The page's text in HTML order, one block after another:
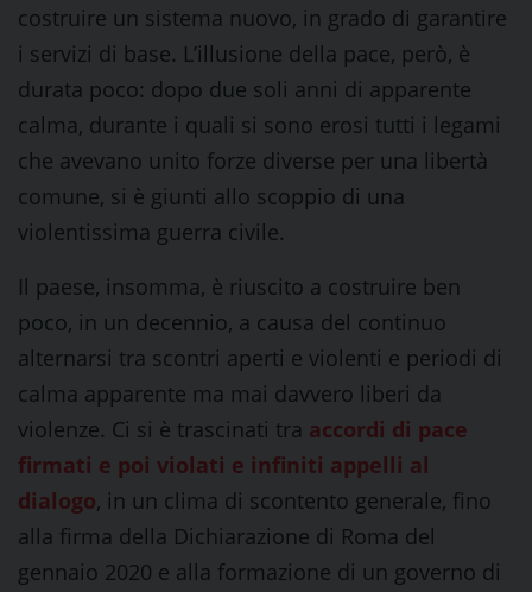
costruire un sistema nuovo, in grado di garantire
i servizi di base. L’illusione della pace, però, è
durata poco: dopo due soli anni di apparente
calma, durante i quali si sono erosi tutti i legami
che avevano unito forze diverse per una libertà
comune, si è giunti allo scoppio di una
violentissima guerra civile.
Il paese, insomma, è riuscito a costruire ben
poco, in un decennio, a causa del continuo
alternarsi tra scontri aperti e violenti e periodi di
calma apparente ma mai davvero liberi da
violenze. Ci si è trascinati tra accordi di pace
firmati e poi violati e infiniti appelli al
dialogo, in un clima di scontento generale, fino
alla firma della Dichiarazione di Roma del
gennaio 2020 e alla formazione di un governo di